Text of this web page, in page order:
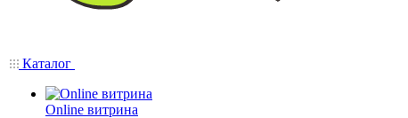
Каталог
Online витрина